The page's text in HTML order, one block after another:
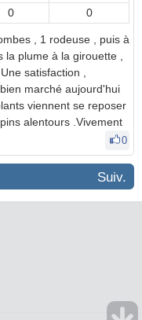
0 0
, 1 rodeuse , puis à
plume à la girouette ,
satisfaction ,
marché aujourd'hui
viennent se reposer
alentours .Vivement
0
Suiv.